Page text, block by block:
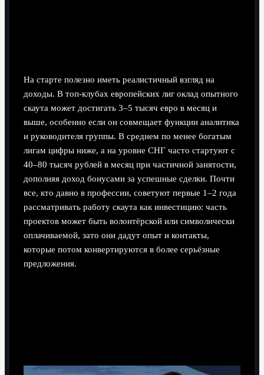
На старте полезно иметь реалистичный взгляд на
доходы. В топ‑клубах европейских лиг оклад опытного
скаута может достигать 3–5 тысяч евро в месяц и
выше, особенно если он совмещает функции аналитика
и руководителя группы. В среднем по менее богатым
лигам цифры ниже, а на уровне СНГ часто стартуют с
40–80 тысяч рублей в месяц при частичной занятости,
дополняя доход бонусами за успешные сделки. Почти
все, кто давно в профессии, советуют первые 1–2 года
рассматривать работу скаута как инвестицию: часть
проектов может быть волонтёрской или символически
оплачиваемой, зато они дадут опыт и контакты,
которые потом конвертируются в более серьёзные
предложения.